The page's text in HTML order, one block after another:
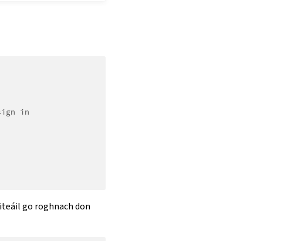
in
go roghnach don